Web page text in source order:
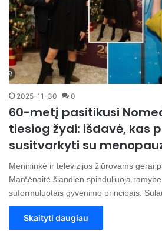
2025-11-30 0
60-metį pasitikusi
tiesiog žydi: išdavė, kas
susitvarkyti su
Menininkė ir televizijos žiūrovams gerai
Marčėnaitė šiandien spinduliuoja
suformuluotais gyvenimo principais.
Skaityti daugiau